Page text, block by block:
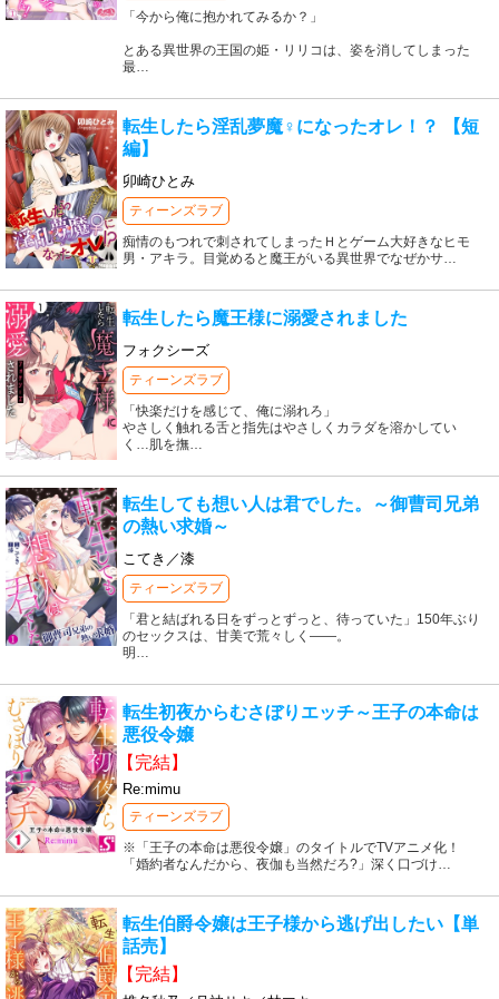
「今から俺に抱かれてみるか？」
とある異世界の王国の姫・リリコは、姿を消してしまった
最…
転生したら淫乱夢魔♀になったオレ！？ 【短
編】
卯崎ひとみ
ティーンズラブ
痴情のもつれで刺されてしまったＨとゲーム大好きなヒモ
男・アキラ。目覚めると魔王がいる異世界でなぜかサ…
転生したら魔王様に溺愛されました
フォクシーズ
ティーンズラブ
「快楽だけを感じて、俺に溺れろ」
やさしく触れる舌と指先はやさしくカラダを溶かしてい
く…肌を撫…
転生しても想い人は君でした。～御曹司兄弟
の熱い求婚～
こてき／漆
ティーンズラブ
「君と結ばれる日をずっとずっと、待っていた」150年ぶり
のセックスは、甘美で荒々しく――。
明 …
転生初夜からむさぼりエッチ～王子の本命は
悪役令嬢
【完結】
Re:mimu
ティーンズラブ
※「王子の本命は悪役令嬢」のタイトルでTVアニメ化！
「婚約者なんだから、夜伽も当然だろ?」深く口づけ…
転生伯爵令嬢は王子様から逃げ出したい【単
話売】
【完結】